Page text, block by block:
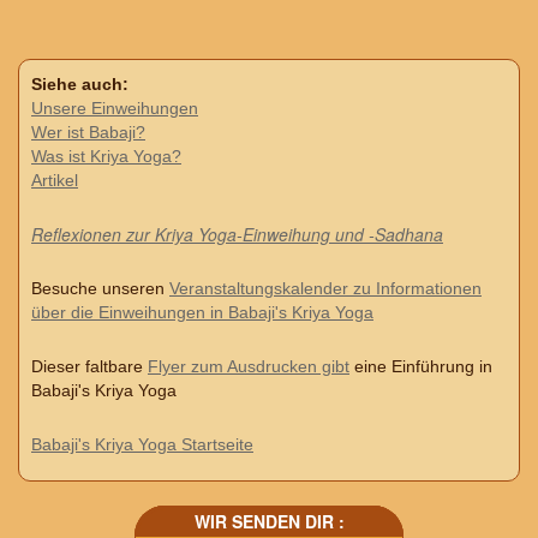
Siehe auch:
Unsere Einweihungen
Wer ist Babaji?
Was ist Kriya Yoga?
Artikel
Reflexionen zur Kriya Yoga-Einweihung und -Sadhana
Besuche unseren Veranstaltungskalender zu Informationen
über die Einweihungen in Babaji's Kriya Yoga
Dieser faltbare Flyer zum Ausdrucken gibt eine Einführung in
Babaji's Kriya Yoga
Babaji's Kriya Yoga Startseite
WIR SENDEN DIR :